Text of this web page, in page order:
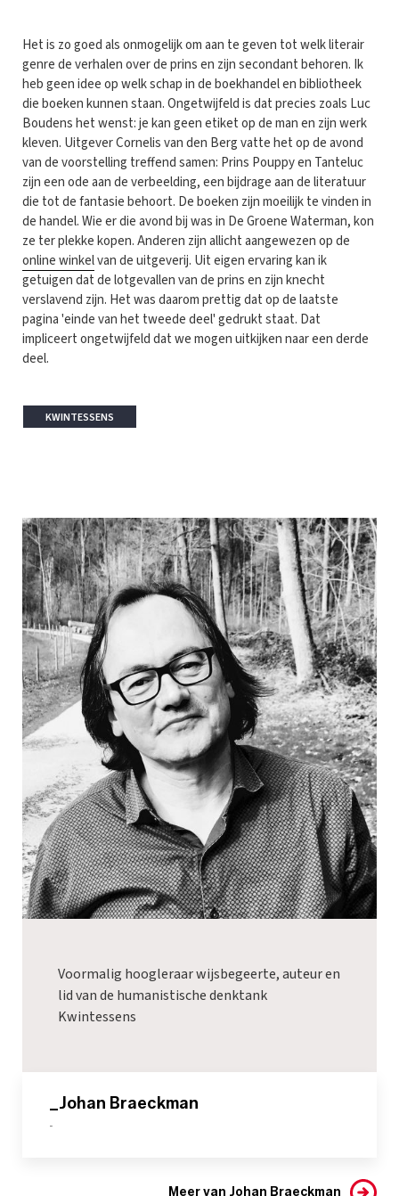
Het is zo goed als onmogelijk om aan te geven tot welk literair
genre de verhalen over de prins en zijn secondant behoren. Ik
heb geen idee op welk schap in de boekhandel en bibliotheek
die boeken kunnen staan. Ongetwijfeld is dat precies zoals Luc
Boudens het wenst: je kan geen etiket op de man en zijn werk
kleven. Uitgever Cornelis van den Berg vatte het op de avond
van de voorstelling treffend samen: Prins Pouppy en Tanteluc
zijn een ode aan de verbeelding, een bijdrage aan de literatuur
die tot de fantasie behoort. De boeken zijn moeilijk te vinden in
de handel. Wie er die avond bij was in De Groene Waterman, kon
ze ter plekke kopen. Anderen zijn allicht aangewezen op de
online winkelvan de uitgeverij. Uit eigen ervaring kan ik
getuigen dat de lotgevallen van de prins en zijn knecht
verslavend zijn. Het was daarom prettig dat op de laatste
pagina 'einde van het tweede deel' gedrukt staat. Dat
impliceert ongetwijfeld dat we mogen uitkijken naar een derde
deel.
KWINTESSENS
Voormalig hoogleraar wijsbegeerte, auteur en
lid van de humanistische denktank
Kwintessens
_Johan Braeckman
-
Meer van Johan Braeckman